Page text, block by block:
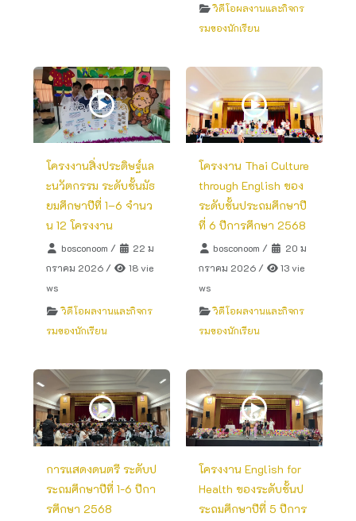
วิดีโอผลงานและกิจกร
รมของนักเรียน
โครงงานสิ่งประดิษฐ์แล
ะนวัตกรรม ระดับชั้นมัธ
ยมศึกษาปีที่ 1–6 จำนว
น 12 โครงงาน
bosconoom /
22 ม
กราคม 2026/
18 vie
ws
วิดีโอผลงานและกิจกร
รมของนักเรียน
โครงงาน Thai Culture
through English ของ
ระดับชั้นประถมศึกษาปี
ที่ 6 ปีการศึกษา 2568
bosconoom /
20 ม
กราคม 2026/
13 vie
ws
วิดีโอผลงานและกิจกร
รมของนักเรียน
การแสดงดนตรี ระดับป
ระถมศึกษาปีที่ 1-6 ปีกา
รศึกษา 2568
โครงงาน English for
Health ของระดับชั้นป
ระถมศึกษาปีที่ 5 ปีการ